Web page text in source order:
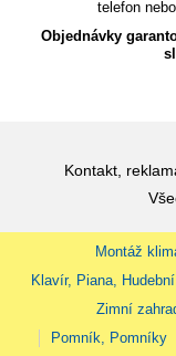
telefon
Objednávky
Kontakt,
Montáž
Klavír, Piana,
Zimní
Pomník, Pomníky